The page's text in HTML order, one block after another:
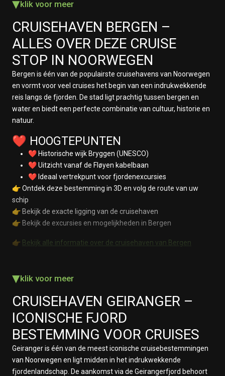
▾klik voor meer
CRUISEHAVEN BERGEN –
ALLES OVER DEZE CRUISE
STOP IN NOORWEGEN
Bergen is één van de populairste cruisehavens van Noorwegen
en vormt voor veel cruises het begin van een indrukwekkende
reis langs de fjorden. De stad ligt prachtig tussen bergen en
water en biedt een perfecte combinatie van cultuur, historie en
natuur.
❤️ HOOGTEPUNTEN
❤️ Historische wijk Bryggen (UNESCO)
❤️ Uitzicht vanaf de Fløyen kabelbaan
❤️ Ideaal vertrekpunt voor fjordenexcursies
👉 Ontdek deze bestemming in 3D en volg de route van uw
schip
👉 Bekijk de exacte ligging van de cruisehaven
👉 Bekijk de excursies en mogelijkheden in Bergen
👉 Bekijk alle informatie over de cruisehaven van Bergen
▾klik voor meer
CRUISEHAVEN GEIRANGER –
ICONISCHE FJORD
BESTEMMING VOOR CRUISES
Geiranger is één van de meest iconische cruisebestemmingen
van Noorwegen en ligt midden in het indrukwekkende
fjordenlandschap. De aankomst via de Geirangerfjord behoort